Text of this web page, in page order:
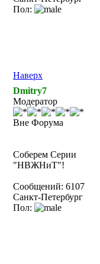
Пол:
Наверх
Dmitry7
Модератор
Вне Форума
Соберем Серии
"НВЖНиТ"!
Сообщений: 6107
Санкт-Петербург
Пол: